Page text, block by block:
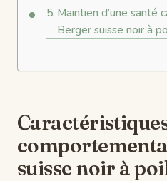
Maintien d’une santé
Berger suisse noir à
suisse noir à